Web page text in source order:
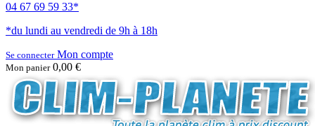
04 67 69 59 33*
*du lundi au vendredi de 9h à 18h
Se connecterMon compte
Mon panier 0,00 €